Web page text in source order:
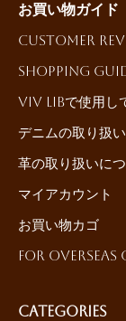
お買い物ガイド
Customer
Shopping
ViV LiBで使用し
デニムの取り扱
革の取り扱いに
マイアカウント
お買い物カゴ
For Overseas
Categories